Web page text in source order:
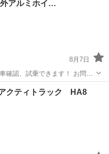
アルミホイ…
8月7日
検有無 2027(R9)年1月 修復歴 なし ○基本スペック ボディタ...
モス ドラレコ
クティトラック HA8